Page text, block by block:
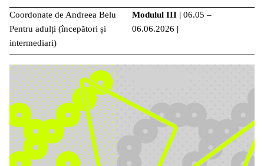
Coordonate de Andreea Belu
Pentru adulți (începători și
intermediari)
Modulul III | 06.05 –
06.06.2026 |